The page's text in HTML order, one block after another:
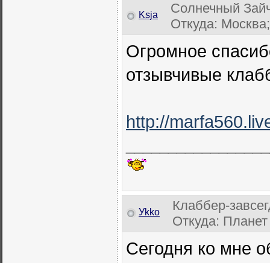
Ksja
Солнечный
Откуда:
Огромное
отзывчивые
http://
Уkkо
Клаббер-
Откуда:
Сегодня ко мне